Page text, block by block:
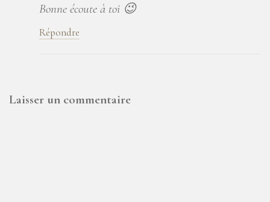
Bonne écoute à toi 😉
Répondre
Laisser un commentaire